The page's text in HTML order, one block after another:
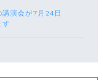
演会が7月24⽇
す